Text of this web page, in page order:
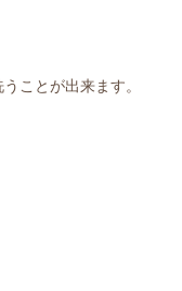
ことが出来ます。